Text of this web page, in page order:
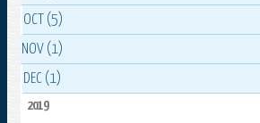
OCT (5)
NOV (1)
DEC (1)
2019